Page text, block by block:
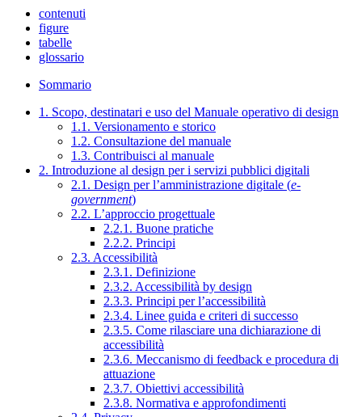
contenuti
figure
tabelle
glossario
Sommario
1. Scopo, destinatari e uso del Manuale operativo di design
1.1. Versionamento e storico
1.2. Consultazione del manuale
1.3. Contribuisci al manuale
2. Introduzione al design per i servizi pubblici digitali
2.1. Design per l’amministrazione digitale (e-
government)
2.2. L’approccio progettuale
2.2.1. Buone pratiche
2.2.2. Principi
2.3. Accessibilità
2.3.1. Definizione
2.3.2. Accessibilità by design
2.3.3. Principi per l’accessibilità
2.3.4. Linee guida e criteri di successo
2.3.5. Come rilasciare una dichiarazione di
accessibilità
2.3.6. Meccanismo di feedback e procedura di
attuazione
2.3.7. Obiettivi accessibilità
2.3.8. Normativa e approfondimenti